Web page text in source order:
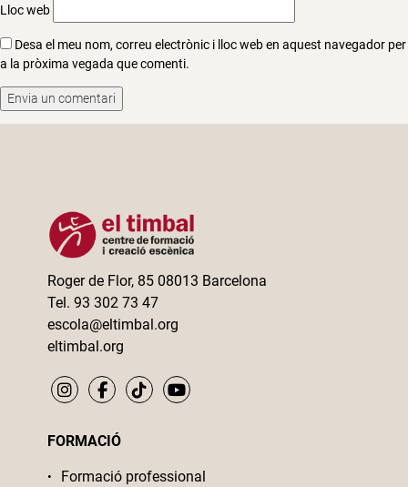
Lloc web
Desa el meu nom, correu electrònic i lloc web en aquest navegador per
a la pròxima vegada que comenti.
Roger de Flor, 85 08013 Barcelona
Tel. 93 302 73 47
escola@eltimbal.org
eltimbal.org
FORMACIÓ
Formació professional